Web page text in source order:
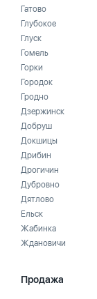
Гатово
Глубокое
Глуск
Гомель
Горки
Городок
Гродно
Дзержинск
Добруш
Докшицы
Дрибин
Дрогичин
Дубровно
Дятлово
Ельск
Жабинка
Ждановичи
Продажа